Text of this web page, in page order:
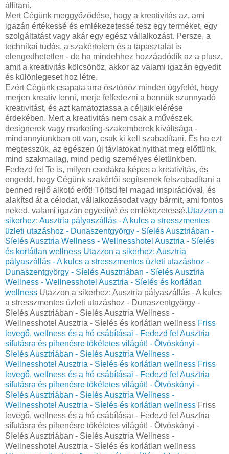
állítani.
Mert Cégünk meggyőződése, hogy a kreativitás az, ami
igazán értékessé és emlékezetessé tesz egy terméket, egy
szolgáltatást vagy akár egy egész vállalkozást. Persze, a
technikai tudás, a szakértelem és a tapasztalat is
elengedhetetlen - de ha mindehhez hozzáadódik az a plusz,
amit a kreativitás kölcsönöz, akkor az valami igazán egyedit
és különlegeset hoz létre.
Ezért Cégünk csapata arra ösztönöz minden ügyfelét, hogy
merjen kreatív lenni, merje felfedezni a bennük szunnyadó
kreativitást, és azt kamatoztassa a céljaik elérése
érdekében. Mert a kreativitás nem csak a művészek,
designerek vagy marketing-szakemberek kiváltsága -
mindannyiunkban ott van, csak ki kell szabadítani. És ha ezt
megtesszük, az egészen új távlatokat nyithat meg előttünk,
mind szakmailag, mind pedig személyes életünkben.
Fedezd fel Te is, milyen csodákra képes a kreativitás, és
engedd, hogy Cégünk szakértői segítsenek felszabadítani a
benned rejlő alkotó erőt! Töltsd fel magad inspirációval, és
alakítsd át a célodat, vállalkozásodat vagy bármit, ami fontos
neked, valami igazán egyedivé és emlékezetessé.Utazzon a
sikerhez: Ausztria pályaszállás - A kulcs a stresszmentes
üzleti utazáshoz - Dunaszentgyörgy - Síelés Ausztriában -
Síelés Ausztria Wellness - Wellnesshotel Ausztria - Síelés
és korlátlan wellness Utazzon a sikerhez: Ausztria
pályaszállás - A kulcs a stresszmentes üzleti utazáshoz -
Dunaszentgyörgy - Síelés Ausztriában - Síelés Ausztria
Wellness - Wellnesshotel Ausztria - Síelés és korlátlan
wellness Utazzon a sikerhez: Ausztria pályaszállás - A kulcs
a stresszmentes üzleti utazáshoz - Dunaszentgyörgy -
Síelés Ausztriában - Síelés Ausztria Wellness -
Wellnesshotel Ausztria - Síelés és korlátlan wellness Friss
levegő, wellness és a hó csábításai - Fedezd fel Ausztria
sífutásra és pihenésre tökéletes világát! - Ötvöskónyi -
Síelés Ausztriában - Síelés Ausztria Wellness -
Wellnesshotel Ausztria - Síelés és korlátlan wellness Friss
levegő, wellness és a hó csábításai - Fedezd fel Ausztria
sífutásra és pihenésre tökéletes világát! - Ötvöskónyi -
Síelés Ausztriában - Síelés Ausztria Wellness -
Wellnesshotel Ausztria - Síelés és korlátlan wellness Friss
levegő, wellness és a hó csábításai - Fedezd fel Ausztria
sífutásra és pihenésre tökéletes világát! - Ötvöskónyi -
Síelés Ausztriában - Síelés Ausztria Wellness -
Wellnesshotel Ausztria - Síelés és korlátlan wellness